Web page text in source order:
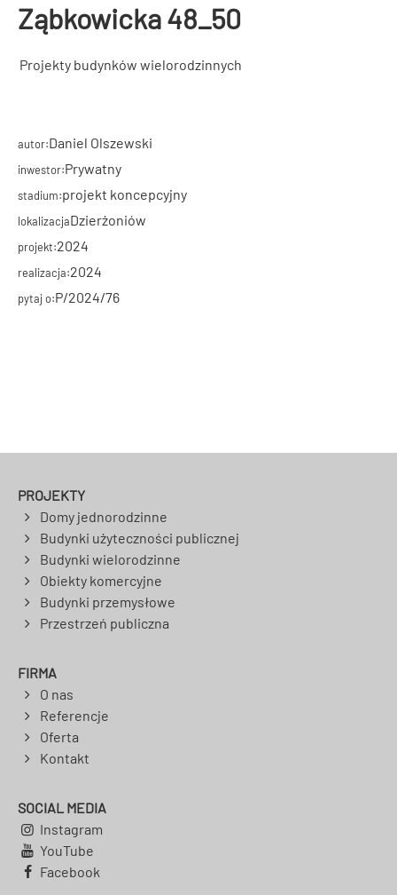
Ząbkowicka 48_50
Projekty budynków wielorodzinnych
autor:Daniel Olszewski
inwestor:Prywatny
stadium:projekt koncepcyjny
lokalizacjaDzierżoniów
projekt:2024
realizacja:2024
pytaj o:P/2024/76
PROJEKTY
Domy jednorodzinne
Budynki użyteczności publicznej
Budynki wielorodzinne
Obiekty komercyjne
Budynki przemysłowe
Przestrzeń publiczna
FIRMA
O nas
Referencje
Oferta
Kontakt
SOCIAL MEDIA
Instagram
YouTube
Facebook